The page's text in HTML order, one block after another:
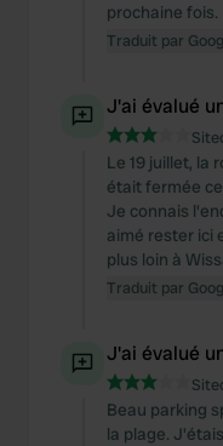
prochaine fois.
Traduit par
J'ai évalué
Le 19 juillet, la
était fermée
Je connais
aimé rester ici
plus loin à
Traduit par
J'ai évalué
Beau parking
la plage.